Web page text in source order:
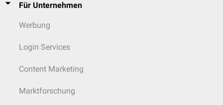
Für Unternehmen
Werbung
Login Services
Content Marketing
Marktforschung